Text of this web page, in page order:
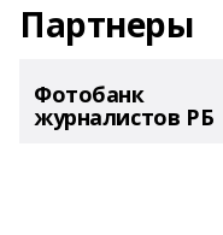
Партнеры
Фотобанк
журналистов РБ